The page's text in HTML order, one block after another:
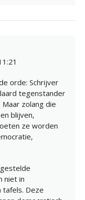
orde: Schrijver
tegenstander
zolang die
blijven,
ze worden
niet in
tafels. Deze